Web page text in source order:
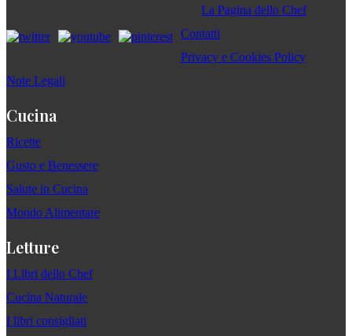
La Pagina dello Chef
Contatti
Privacy e Cookies Policy
Note Legali
Cucina
Ricette
Gusto e Benessere
Salute in Cucina
Mondo Alimentare
Letture
I Libri dello Chef
Cucina Naturale
I libri consigliati